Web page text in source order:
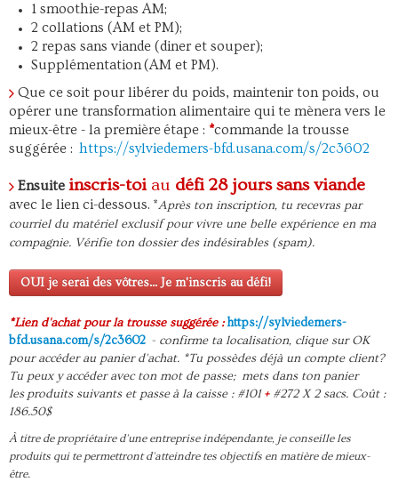
1 smoothie-repas AM;
2 collations (AM et PM);
2 repas sans viande (diner et souper);
Supplémentation (AM et PM).
Que ce soit pour libérer du poids, maintenir ton poids, ou
opérer une transformation alimentaire qui te mènera vers le
mieux-être - la première étape : *commande la trousse
suggérée : https://sylviedemers-bfd.usana.com/s/2c3602
Ensuite inscris-toi au défi 28 jours sans viande
avec le lien ci-dessous. *Après ton inscription, tu recevras par
courriel du matériel exclusif pour vivre une belle expérience en ma
compagnie. Vérifie ton dossier des indésirables (spam).
OUI je serai des vôtres... Je m'inscris au défi!
*Lien d'achat pour la trousse suggérée :https://sylviedemers-
bfd.usana.com/s/2c3602 - confirme ta localisation, clique sur OK
pour accéder au panier d'achat. *Tu possèdes déjà un compte client?
Tu peux y accéder avec ton mot de passe; mets dans ton panier
les produits suivants et passe à la caisse : #101+#272 X 2 sacs. Coût :
186.50$
À titre de propriétaire d'une entreprise indépendante, je conseille les
produits qui te permettront d'atteindre tes objectifs en matière de mieux-
être.